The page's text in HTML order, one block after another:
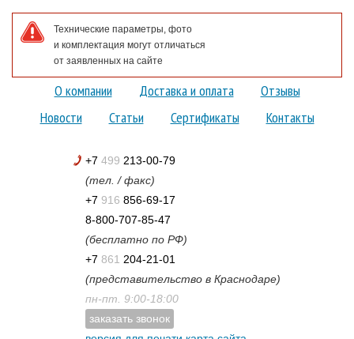
Технические параметры, фото
и комплектация могут отличаться
от заявленных на сайте
О компании Доставка и оплата
Отзывы
Новости
Статьи Сертификаты Контакты
+7 499 213-00-79
(тел. / факс)
+7 916 856-69-17
8-800-707-85-47
(бесплатно по РФ)
+7 861 204-21-01
(представительство в Краснодаре)
пн-пт. 9:00-18:00
заказать звонок